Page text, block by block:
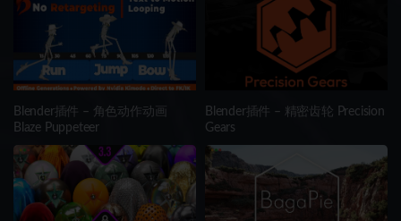
Blender插件 – 角色动作动画
Blaze Puppeteer
Blender插件 – 精密齿轮 Precision
Gears